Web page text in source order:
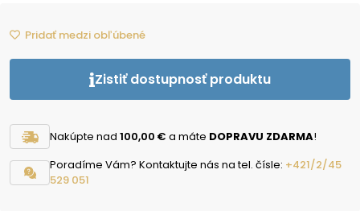
Pridať medzi obľúbené
Zistiť dostupnosť produktu
Nakúpte nad 100,00 € a máte DOPRAVU ZDARMA!
Poradíme Vám? Kontaktujte nás na tel. čísle: +421/2/45
529 051